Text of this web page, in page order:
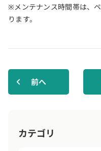
※メンテナンス時間帯は、
ります。
前へ
カテゴリ